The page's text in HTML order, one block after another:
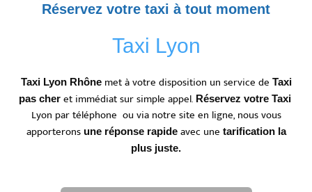
Réservez votre taxi à tout moment
Taxi Lyon
Taxi Lyon Rhônemet à votre disposition un service de Taxi
pas cheret immédiat sur simple appel. Réservez votre Taxi
Lyon par téléphone ou via notre site en ligne, nous vous
apporterons une réponse rapideavec une tarification la
plus juste.